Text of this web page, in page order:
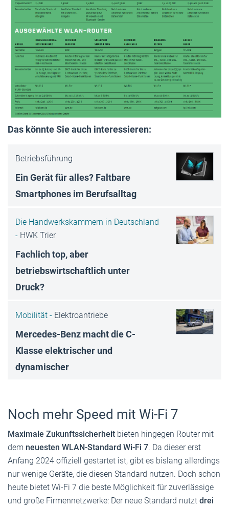
Das könnte Sie auch interessieren:
Betriebsführung
Ein Gerät für alles? Faltbare
Smartphones im Berufsalltag
Die Handwerkskammern in Deutschland
- HWK Trier
Fachlich top, aber
betriebswirtschaftlich unter
Druck?
Mobilität - Elektroantriebe
Mercedes-Benz macht die C-
Klasse elektrischer und
dynamischer
Noch mehr Speed mit Wi-Fi 7
Maximale Zukunftssicherheit bieten hingegen Router mit
dem neuesten WLAN-Standard Wi-Fi 7. Da dieser erst
Anfang 2024 offiziell gestartet ist, gibt es bislang allerdings
nur wenige Geräte, die diesen Standard nutzen. Doch schon
heute bietet Wi-Fi 7 die beste Möglichkeit für zuverlässige
und große Firmennetzwerke: Der neue Standard nutzt drei